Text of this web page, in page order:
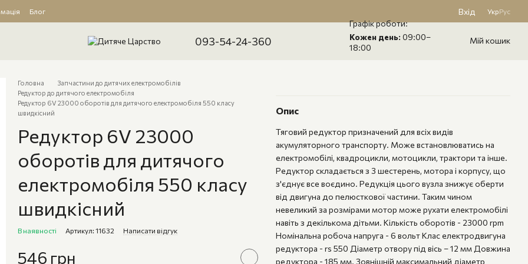
Блог
Вхід УкрРус
093-54-24-360
Графік роботи:
Кожен день: 09:00–
18:00
Мій кошик
Головна
Запчастини до дитячих електромобілів
Редуктор до дитячого електромобіля
Редуктор 6V 23000 оборотів для дитячого електромобіля 550 класу
швидкісний
Редуктор 6V 23000
оборотів для дитячого
електромобіля 550 класу
швидкісний
В наявності Артикул: 11632 Написати відгук
546 грн
Опис
Тяговий редуктор призначений для всіх видів
акумуляторного транспорту. Може встановлюватись на
електромобілі, квадроцикли, мотоцикли, трактори та інше.
Редуктор складається з 3 шестерень, мотора і корпусу, що
з'єднує все воєдино. Редукція цього вузла знижує оберти
від двигуна до пелюсткової частини. Таким чином
невеликий за розмірами мотор може рухати електромобілі
навіть з декількома дітьми. Кількість оборотів - 23000 rpm
Номінальна робоча напруга - 6 вольт Клас електродвигуна
редуктора - rs 550 Діаметр отвору під вісь – 12 мм Довжина
редуктора - 185 мм. Зовнішній максимальний діаметр